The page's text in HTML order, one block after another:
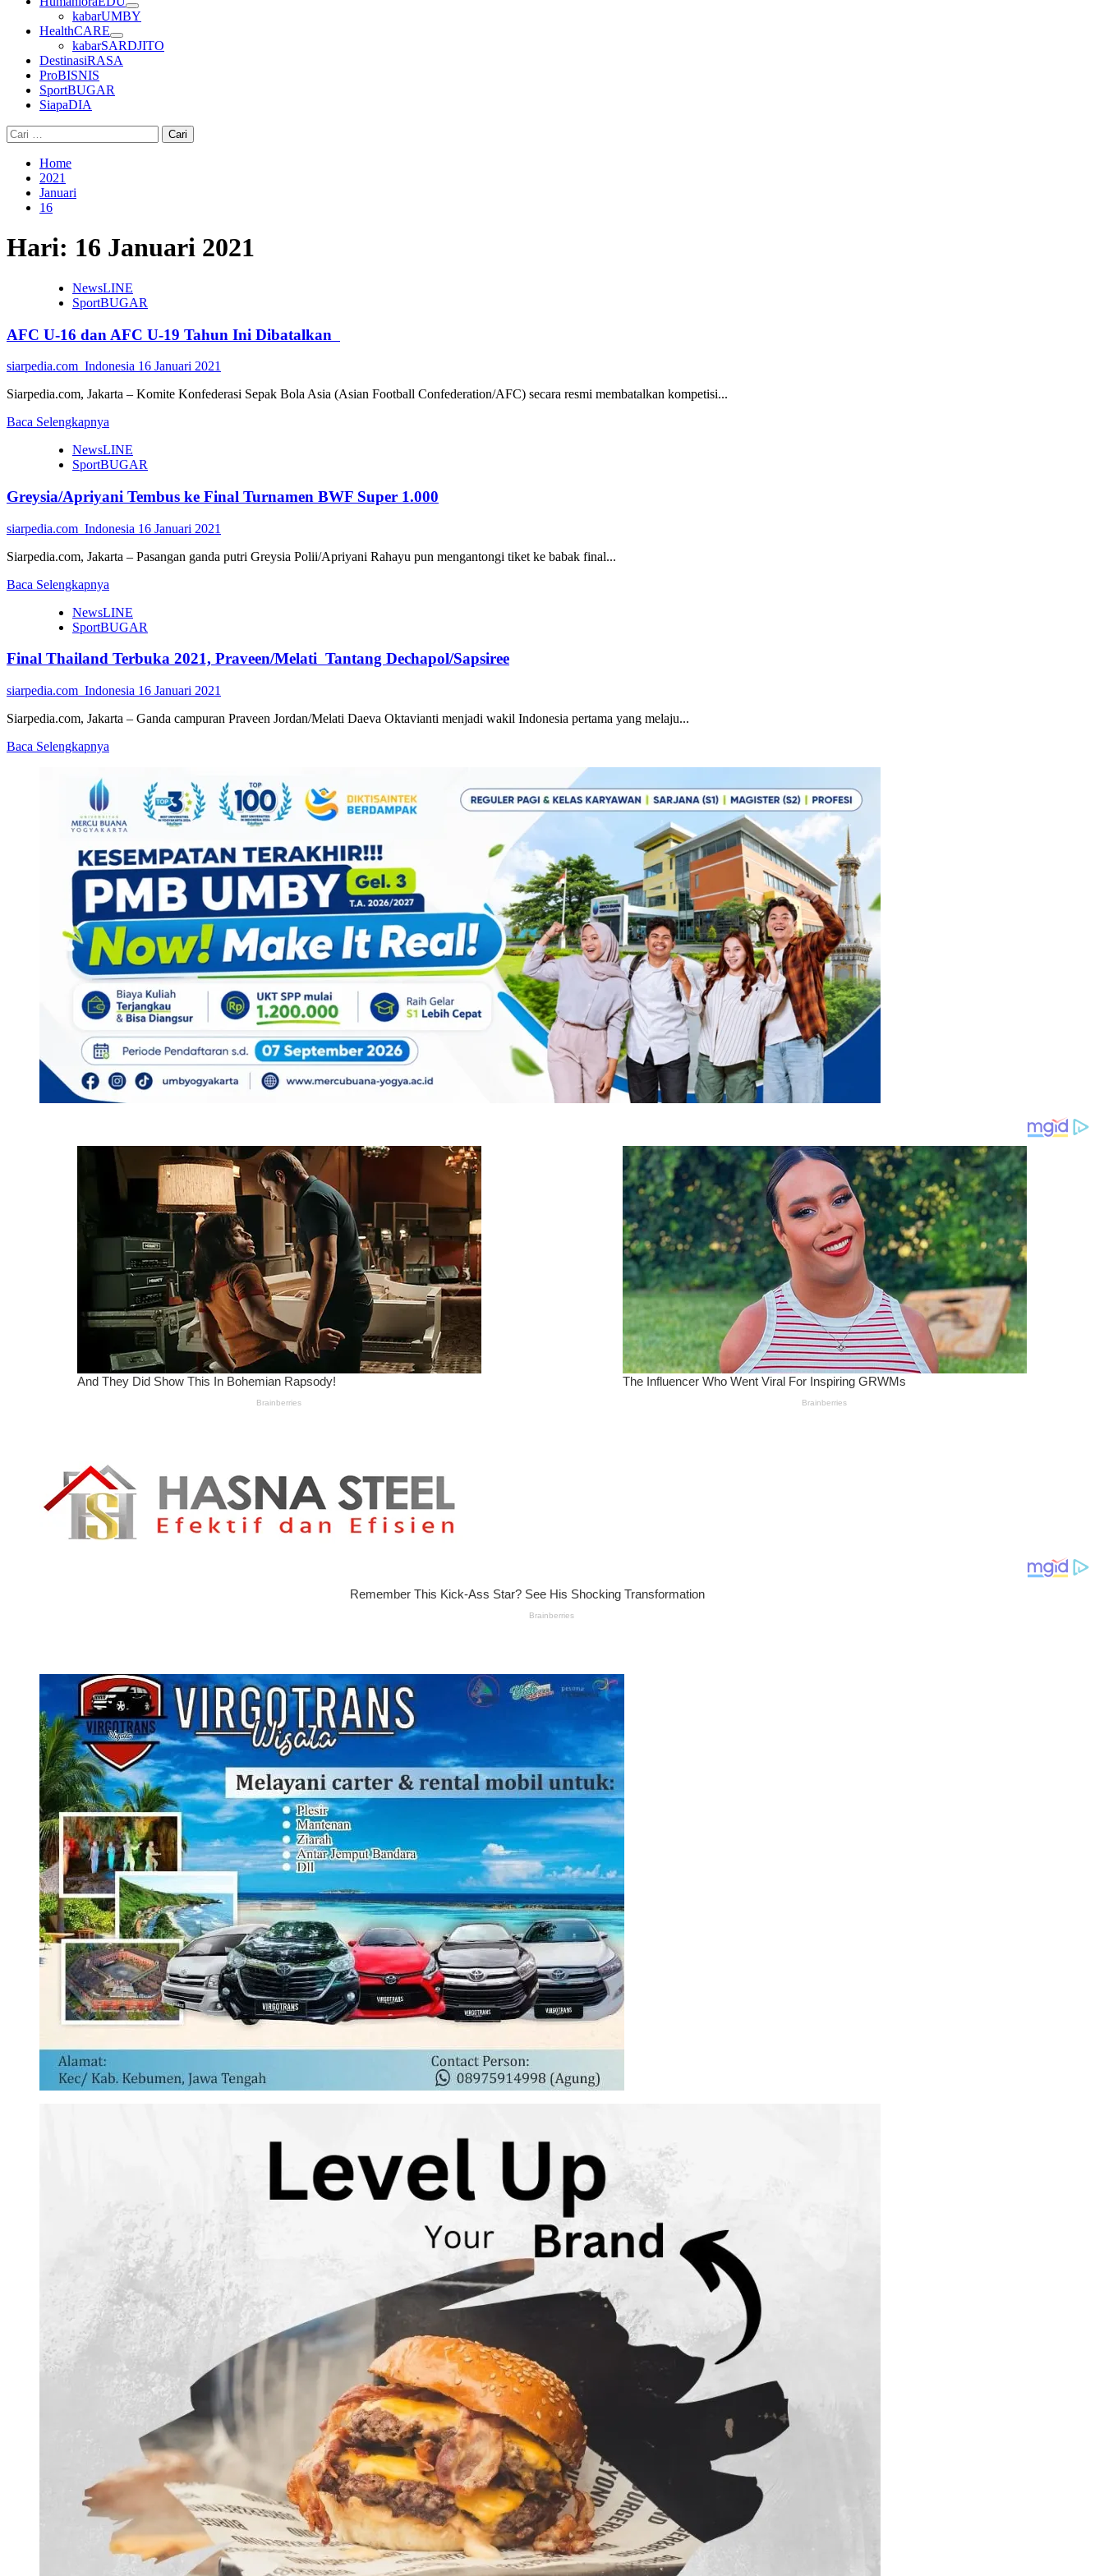
kabarUMBY
HealthCARE
kabarSARDJITO
DestinasiRASA
ProBISNIS
SportBUGAR
SiapaDIA
Cari
untuk:
Home
2021
Januari
16
Hari: 16 Januari 2021
NewsLINE
SportBUGAR
AFC U-16 dan AFC U-19 Tahun Ini Dibatalkan
siarpedia.com_Indonesia 16 Januari 2021
Siarpedia.com, Jakarta – Komite Konfederasi Sepak Bola Asia (Asian Football Confederation/AFC) secara resmi membatalkan kompetisi...
Baca Selengkapnya
about
AFC
16
AFC
U-
19
NewsLINE
SportBUGAR
Greysia/Apriyani Tembus ke Final Turnamen BWF Super 1.000
siarpedia.com_Indonesia 16 Januari 2021
Siarpedia.com, Jakarta – Pasangan ganda putri Greysia Polii/Apriyani Rahayu pun mengantongi tiket ke babak final...
Baca Selengkapnya
about
Greysia/Apriyani
ke
Turnamen
Super
NewsLINE
SportBUGAR
Final Thailand Terbuka 2021, Praveen/Melati Tantang Dechapol/Sapsiree
siarpedia.com_Indonesia 16 Januari 2021
Siarpedia.com, Jakarta – Ganda campuran Praveen Jordan/Melati Daeva Oktavianti menjadi wakil Indonesia pertama yang melaju...
Baca Selengkapnya
Final
Thailand
Terbuka
2021,
Praveen/Melati
Tantang
Dechapol/Sapsiree